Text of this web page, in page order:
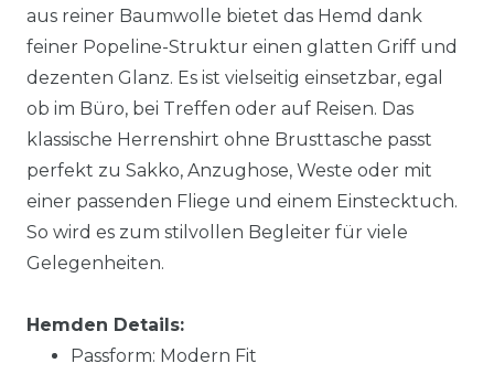
aus reiner Baumwolle bietet das Hemd dank
feiner Popeline-Struktur einen glatten Griff und
dezenten Glanz. Es ist vielseitig einsetzbar, egal
ob im Büro, bei Treffen oder auf Reisen. Das
klassische Herrenshirt ohne Brusttasche passt
perfekt zu Sakko, Anzughose, Weste oder mit
einer passenden Fliege und einem Einstecktuch.
So wird es zum stilvollen Begleiter für viele
Gelegenheiten.
Hemden Details:
Passform: Modern Fit